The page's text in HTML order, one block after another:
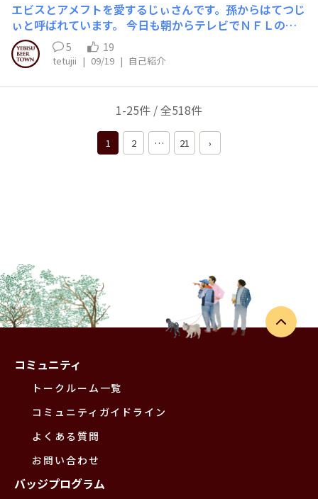
と希望が私を真の意味でのハイランカー引退へと追い込む
でしょう。🙇‍♀️ あ、202杯目になっちゃった。 やはりヱビ
スは美味いよ。😊
エビスとアメフトを愛するじぃさんです。孫からはてつじ
ぃと呼ばれています。 今日も朝からテレビでＮＦＬのＴ
ＮＦをエビス片手に観戦でした。ごひいきのビルズが快勝
してご機嫌す。どうぞこんなじぃをよろしくお願いいたし
ます。２０２５．９．１９
5 19
tetujii | 09/19 | 自己紹介
1-25件 / 全518件
1 2 … 21 ›
コミュニティ
トークルーム一覧
コミュニティガイドライン
よくある質問
お問い合わせ
バッジプログラム